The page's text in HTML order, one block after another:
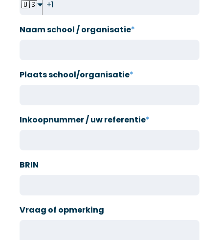
🇺🇸
Naam school / organisatie*
Plaats school/organisatie*
Inkoopnummer / uw referentie*
BRIN
Vraag of opmerking